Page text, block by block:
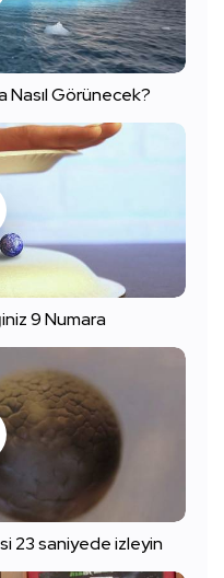
Nasıl Görünecek?
9 Numara
23 saniyede izleyin